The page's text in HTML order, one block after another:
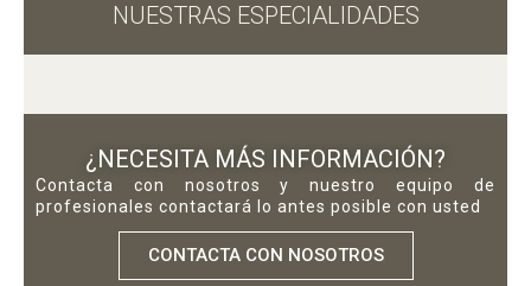
NUESTRAS ESPECIALIDADES
¿NECESITA MÁS INFORMACIÓN?
Contacta con nosotros y nuestro equipo de
profesionales contactará lo antes posible con usted
CONTACTA CON NOSOTROS